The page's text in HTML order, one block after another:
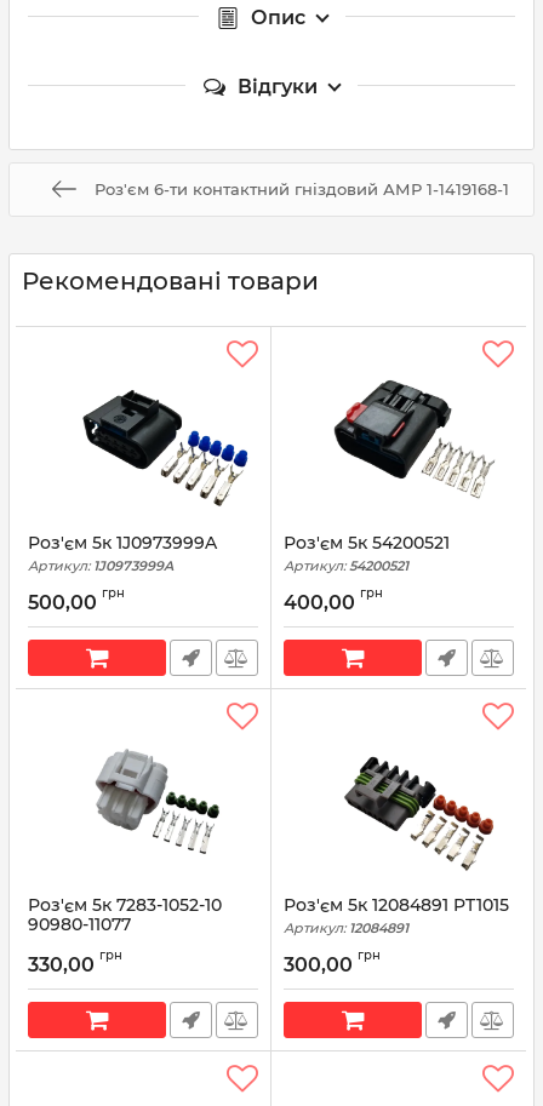
Опис
Відгуки
Роз'єм 6-ти контактний гніздовий АМР 1-1419168-1
Рекомендовані товари
Роз'єм 5к 1J0973999A
Артикул: 1J0973999A
500,00 грн
Роз'єм 5к 54200521
Артикул: 54200521
400,00 грн
Роз'єм 5к 7283-1052-10
90980-11077
330,00 грн
Роз'єм 5к 12084891 PT1015
Артикул: 12084891
300,00 грн